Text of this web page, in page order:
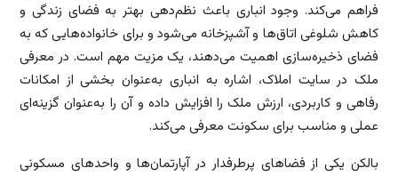
فراهم می‌کند. وجود انباری باعث نظم‌دهی بهتر به فضای زندگی و
کاهش شلوغی اتاق‌ها و آشپزخانه می‌شود و برای خانواده‌هایی که به
فضای ذخیره‌سازی اهمیت می‌دهند، یک مزیت مهم است. در معرفی
ملک در سایت املاک، اشاره به انباری به‌عنوان بخشی از امکانات
رفاهی و کاربردی، ارزش ملک را افزایش داده و آن را به‌عنوان گزینه‌ای
عملی و مناسب برای سکونت معرفی می‌کند.
بالکن یکی از فضاهای پرطرفدار در آپارتمان‌ها و واحدهای مسکونی